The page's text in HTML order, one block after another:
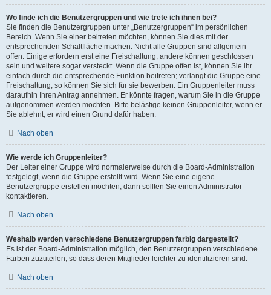
Wo finde ich die Benutzergruppen und wie trete ich ihnen bei?
Sie finden die Benutzergruppen unter „Benutzergruppen“ im persönlichen
Bereich. Wenn Sie einer beitreten möchten, können Sie dies mit der
entsprechenden Schaltfläche machen. Nicht alle Gruppen sind allgemein
offen. Einige erfordern erst eine Freischaltung, andere können geschlossen
sein und weitere sogar versteckt. Wenn die Gruppe offen ist, können Sie ihr
einfach durch die entsprechende Funktion beitreten; verlangt die Gruppe eine
Freischaltung, so können Sie sich für sie bewerben. Ein Gruppenleiter muss
daraufhin Ihren Antrag annehmen. Er könnte fragen, warum Sie in die Gruppe
aufgenommen werden möchten. Bitte belästige keinen Gruppenleiter, wenn er
Sie ablehnt, er wird einen Grund dafür haben.
Nach oben
Wie werde ich Gruppenleiter?
Der Leiter einer Gruppe wird normalerweise durch die Board-Administration
festgelegt, wenn die Gruppe erstellt wird. Wenn Sie eine eigene
Benutzergruppe erstellen möchten, dann sollten Sie einen Administrator
kontaktieren.
Nach oben
Weshalb werden verschiedene Benutzergruppen farbig dargestellt?
Es ist der Board-Administration möglich, den Benutzergruppen verschiedene
Farben zuzuteilen, so dass deren Mitglieder leichter zu identifizieren sind.
Nach oben